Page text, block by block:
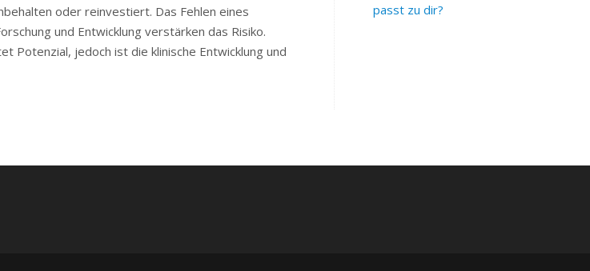
oder reinvestiert. Das Fehlen eines
und Entwicklung verstärken das Risiko.
jedoch ist die klinische Entwicklung und
passt zu dir?